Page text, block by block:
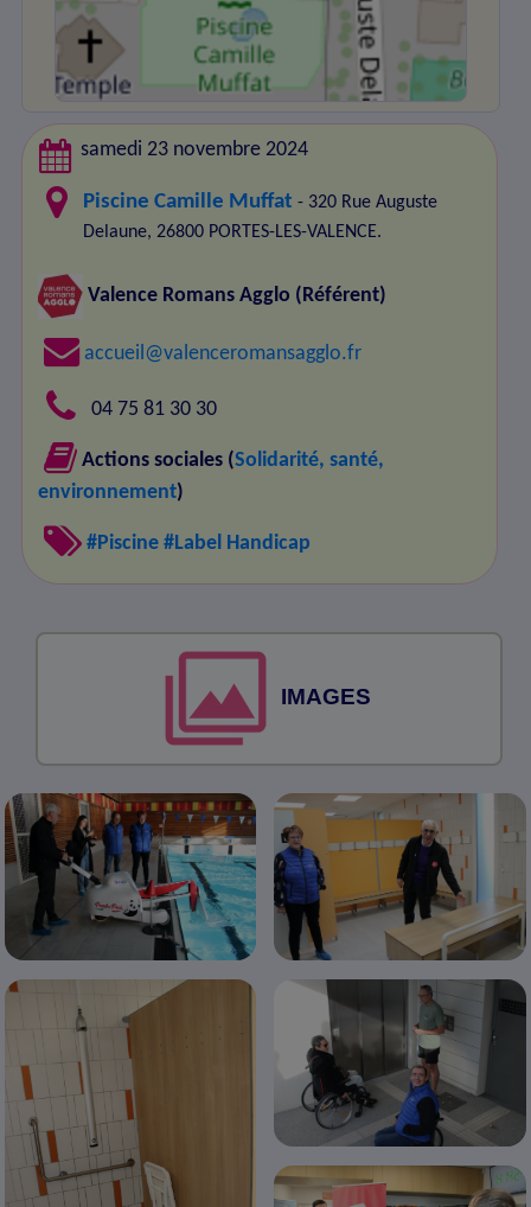
samedi 23 novembre 2024
Piscine Camille Muffat- 320 Rue Auguste
Delaune, 26800 PORTES-LES-VALENCE.
Valence Romans Agglo (Référent)
accueil@valenceromansagglo.fr
04 75 81 30 30
Actions sociales (Solidarité, santé,
environnement)
#Piscine #Label Handicap
IMAGES